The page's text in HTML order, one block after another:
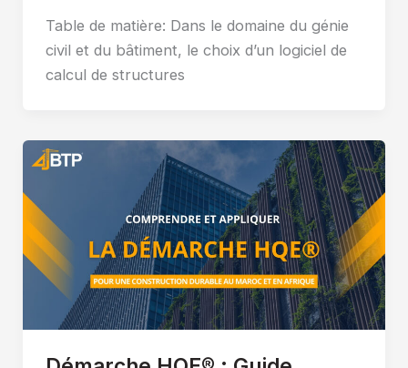
Table de matière: Dans le domaine du génie
civil et du bâtiment, le choix d’un logiciel de
calcul de structures